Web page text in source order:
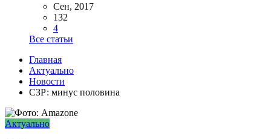
Сен, 2017
132
4
Все статьи
Главная
Актуально
Новости
СЗР: минус половина
Актуально